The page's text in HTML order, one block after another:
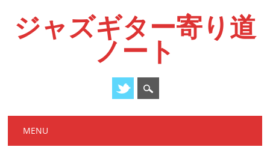
ジャズギター寄り道
ノート
Main menu
MENU